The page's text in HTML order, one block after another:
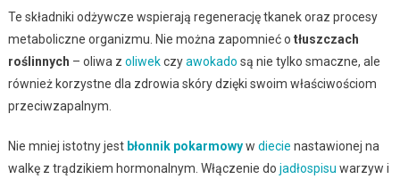
Te składniki odżywcze wspierają regenerację tkanek oraz procesy
metaboliczne organizmu. Nie można zapomnieć o tłuszczach
roślinnych – oliwa z oliwekczyawokado są nie tylko smaczne, ale
również korzystne dla zdrowia skóry dzięki swoim właściwościom
przeciwzapalnym.
Nie mniej istotny jest błonnik pokarmowyw diecie nastawionej na
walkę z trądzikiem hormonalnym. Włączenie do jadłospisu warzyw i